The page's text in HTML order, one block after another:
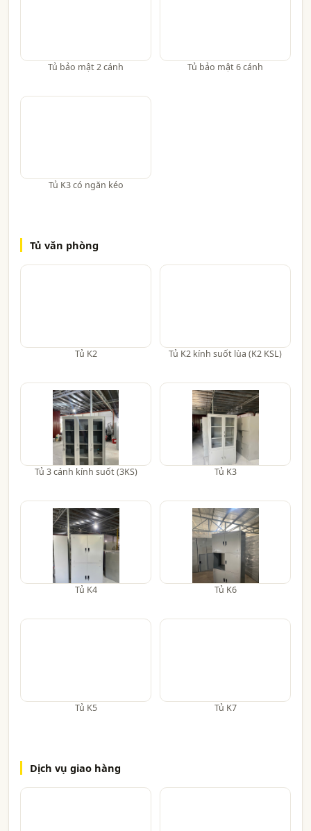
Tủ bảo mật 2 cánh Tủ bảo mật 6 cánh
Tủ K3 có ngăn kéo
Tủ văn phòng
Tủ K2 Tủ K2 kính suốt lùa (K2 KSL)
Tủ 3 cánh kính suốt (3KS) Tủ K3
Tủ K4 Tủ K6
Tủ K5 Tủ K7
Dịch vụ giao hàng